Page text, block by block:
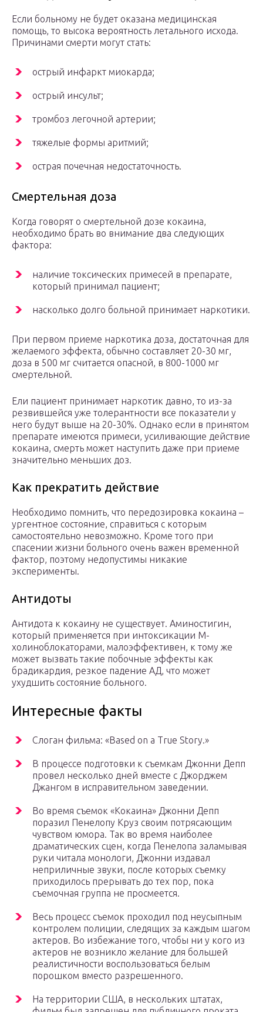
Если больному не будет оказана медицинская
помощь, то высока вероятность летального исхода.
Причинами смерти могут стать:
острый инфаркт миокарда;
острый инсульт;
тромбоз легочной артерии;
тяжелые формы аритмий;
острая почечная недостаточность.
Смертельная доза
Когда говорят о смертельной дозе кокаина,
необходимо брать во внимание два следующих
фактора:
наличие токсических примесей в препарате,
который принимал пациент;
насколько долго больной принимает наркотики.
При первом приеме наркотика доза, достаточная для
желаемого эффекта, обычно составляет 20-30 мг,
доза в 500 мг считается опасной, в 800-1000 мг
смертельной.
Ели пациент принимает наркотик давно, то из-за
резвившейся уже толерантности все показатели у
него будут выше на 20-30%. Однако если в принятом
препарате имеются примеси, усиливающие действие
кокаина, смерть может наступить даже при приеме
значительно меньших доз.
Как прекратить действие
Необходимо помнить, что передозировка кокаина –
ургентное состояние, справиться с которым
самостоятельно невозможно. Кроме того при
спасении жизни больного очень важен временной
фактор, поэтому недопустимы никакие
эксперименты.
Антидоты
Антидота к кокаину не существует. Аминостигин,
который применяется при интоксикации М-
холиноблокаторами, малоэффективен, к тому же
может вызвать такие побочные эффекты как
брадикардия, резкое падение АД, что может
ухудшить состояние больного.
Интересные факты
Слоган фильма: «Based on a True Story.»
В процессе подготовки к съемкам Джонни Депп
провел несколько дней вместе с Джорджем
Джангом в исправительном заведении.
Во время съемок «Кокаина» Джонни Депп
поразил Пенелопу Круз своим потрясающим
чувством юмора. Так во время наиболее
драматических сцен, когда Пенелопа заламывая
руки читала монологи, Джонни издавал
неприличные звуки, после которых съемку
приходилось прерывать до тех пор, пока
съемочная группа не просмеется.
Весь процесс съемок проходил под неусыпным
контролем полиции, следящих за каждым шагом
актеров. Во избежание того, чтобы ни у кого из
актеров не возникло желание для большей
реалистичности воспользоваться белым
порошком вместо разрешенного.
На территории США, в нескольких штатах,